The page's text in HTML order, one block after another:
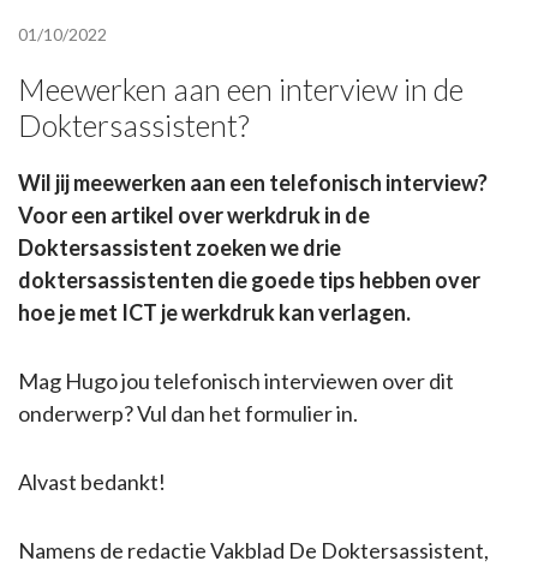
01/10/2022
Meewerken aan een interview in de
Doktersassistent?
Wil jij meewerken aan een telefonisch interview?
Voor een artikel over werkdruk in de
Doktersassistent zoeken we drie
doktersassistenten die goede tips hebben over
hoe je met ICT je werkdruk kan verlagen.
Mag Hugo jou telefonisch interviewen over dit
onderwerp? Vul dan het formulier in.
Alvast bedankt!
Namens de redactie Vakblad De Doktersassistent,